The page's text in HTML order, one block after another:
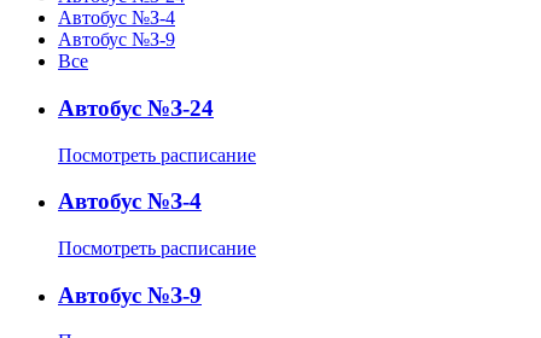
Автобус №З-4
Автобус №З-9
Все
Автобус №З-24
Посмотреть расписание
Автобус №З-4
Посмотреть расписание
Автобус №З-9